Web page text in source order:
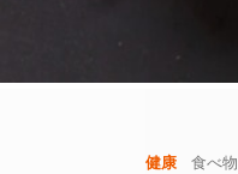
健康 食べ物